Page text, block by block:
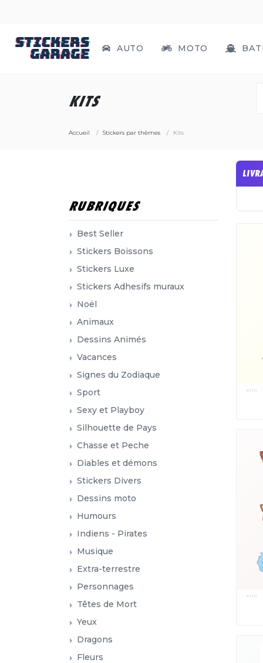
AUTO MOTO
KITS
Accueil Stickers par thèmes Kits
KITS
KITS
RUBRIQUES
Best Seller
Stickers Boissons
Stickers Luxe
Stickers Adhesifs muraux
Noël
Animaux
Dessins Animés
Vacances
Signes du Zodiaque
Sport
Sexy et Playboy
Silhouette de Pays
Chasse et Peche
Diables et démons
Stickers Divers
Dessins moto
Humours
Indiens - Pirates
Musique
Extra-terrestre
Personnages
Têtes de Mort
Yeux
Dragons
Fleurs